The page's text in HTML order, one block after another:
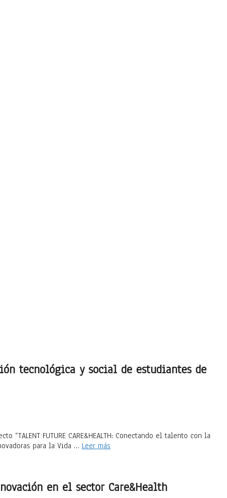
tecnológica y social de estudiantes de
FUTURE CARE&HEALTH: Conectando el talento con la
para la Vida … Leer más
en el sector Care&Health